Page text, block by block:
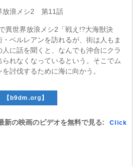
放浪メシ2 第11話
異世界放浪メシ2「戦え!?大海獣決
ベルレアンを訪れるが、街は人もま
に話を聞くと、なんでも沖合にクラ
れなくなっているという。そこでム
討伐するために海に向かう。
【b9dm.org】
新の映画のビデオを無料で見る:
Click